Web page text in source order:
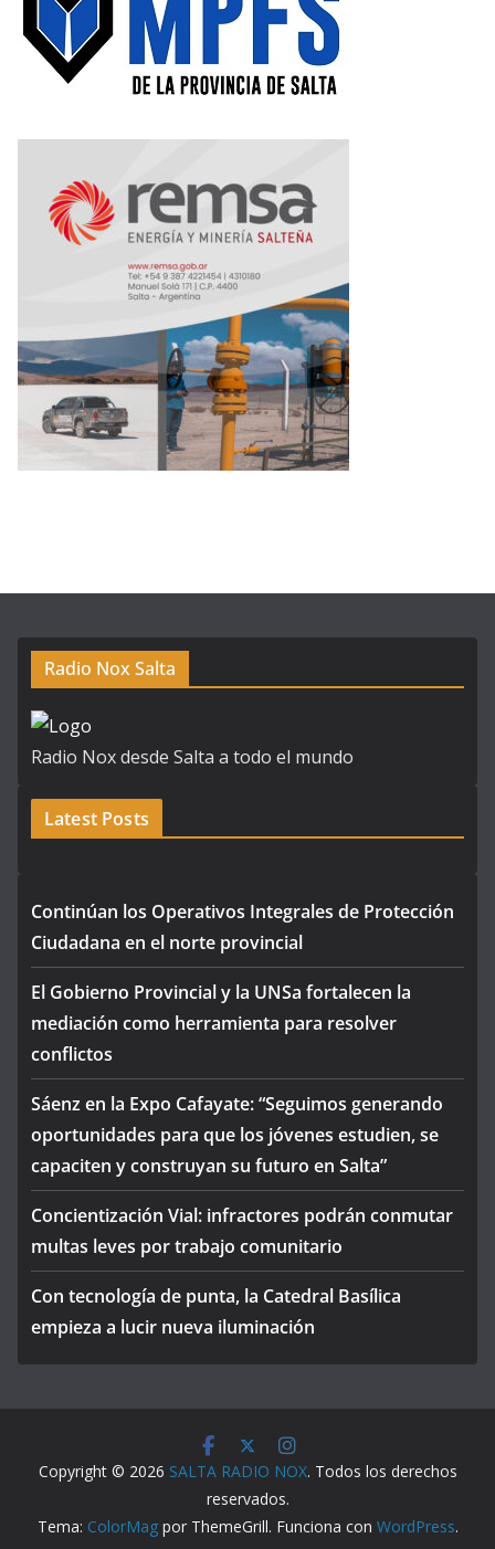
Radio Nox Salta
Radio Nox desde Salta a todo el mundo
Latest Posts
Continúan los Operativos Integrales de Protección
Ciudadana en el norte provincial
El Gobierno Provincial y la UNSa fortalecen la
mediación como herramienta para resolver
conflictos
Sáenz en la Expo Cafayate: “Seguimos generando
oportunidades para que los jóvenes estudien, se
capaciten y construyan su futuro en Salta”
Concientización Vial: infractores podrán conmutar
multas leves por trabajo comunitario
Con tecnología de punta, la Catedral Basílica
empieza a lucir nueva iluminación
Copyright © 2026 SALTA RADIO NOX. Todos los derechos
reservados.
Tema: ColorMagpor ThemeGrill. Funciona con WordPress.